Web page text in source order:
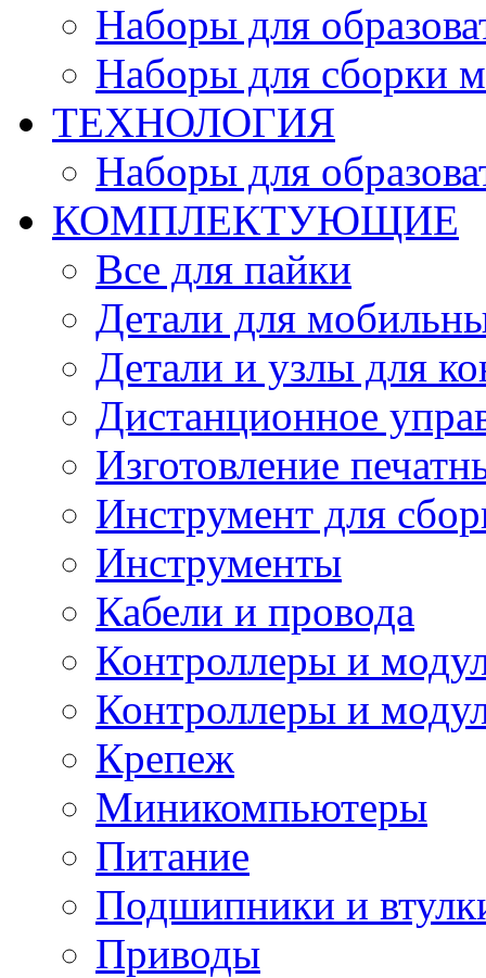
Наборы для
Наборы для сборки
ТЕХНОЛОГИЯ
Наборы для
КОМПЛЕКТУЮЩИЕ
Все для пайки
Детали для
Детали и узлы для
Дистанционное
Изготовление
Инструмент для
Инструменты
Кабели и провода
Контроллеры и
Контроллеры и
Крепеж
Миникомпьютеры
Питание
Подшипники и
Приводы